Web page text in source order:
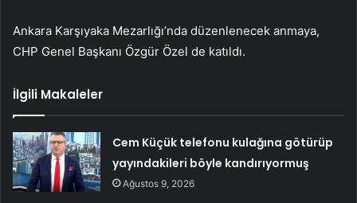
Ankara Karşıyaka Mezarlığı’nda düzenlenecek anmaya,
CHP Genel Başkanı Özgür Özel de katıldı.
İlgili Makaleler
Cem Küçük telefonu kulağına götürüp
yayındakileri böyle kandırıyormuş
Ağustos 9, 2026